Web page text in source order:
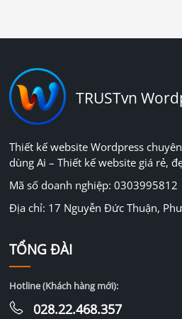
TRUSTvn
Thiết kế website Wordpress
dùng Ai – Thiết kế website giá rẻ,
Mã số doanh nghiệp: 0303995812
Địa chỉ: 17 Nguyễn Đức Thuận,
TỔNG ĐÀI
Hotline (Khách hàng mới):
028.22.468.357